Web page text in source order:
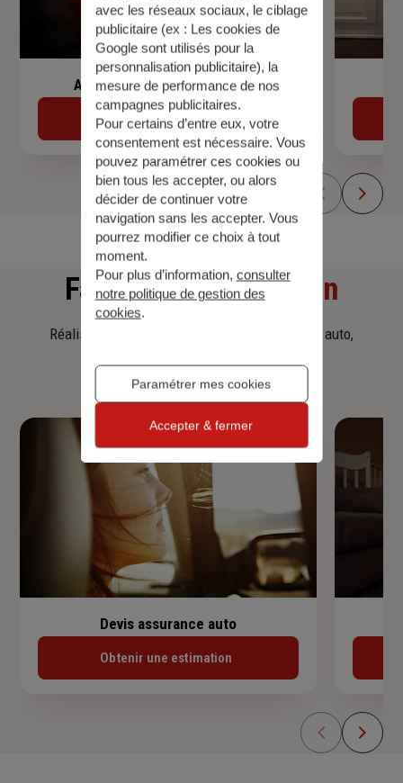
Assurance de prêt immobilier
Découvrir
Faitesune simulation
Réalisez une simulation tarifaire d'assurance, auto,
Devis assurance auto
Obtenir une estimation
avec les réseaux sociaux, le ciblage
publicitaire (ex : Les cookies de
Google sont utilisés pour la
personnalisation publicitaire), la
mesure de performance de nos
campagnes publicitaires.
Pour certains d’entre eux, votre
consentement est nécessaire. Vous
pouvez paramétrer ces cookies ou
bien tous les accepter, ou alors
décider de continuer votre
navigation sans les accepter. Vous
pourrez modifier ce choix à tout
moment.
Pour plus d’information, consulter
notre politique de gestion des
cookies.
Paramétrer mes cookies
Accepter & fermer